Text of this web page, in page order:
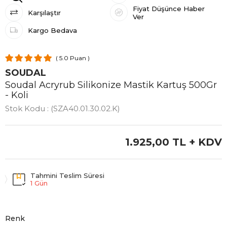
Karşılaştır
Fiyat Düşünce Haber
Ver
Kargo Bedava
5.0
SOUDAL
Soudal Acryrub Silikonize Mastik Kartuş 500Gr
- Koli
Stok Kodu (SZA40.01.30.02.K)
1.925,00 TL + KDV
Tahmini Teslim Süresi
1 Gün
Renk